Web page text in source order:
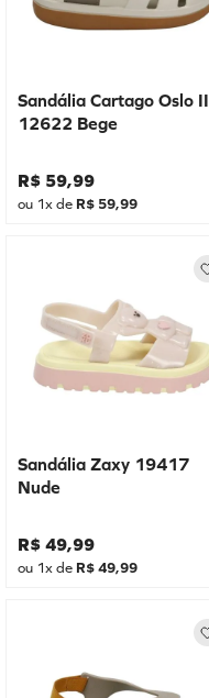
Sandália Cartago Oslo II
12622 Bege
R$ 59,99
ou 1x de R$ 59,99
Sandália Zaxy 19417
Nude
R$ 49,99
ou 1x de R$49,99